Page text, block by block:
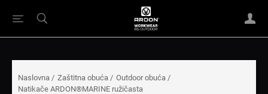
Naslovna / Zaštitna obuća / Outdoor obuća /
Natikače ARDON®MARINE ružičasta